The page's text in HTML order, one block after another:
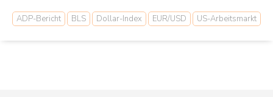
ADP-Bericht BLS Dollar-Index EUR/USD US-Arbeitsmarkt